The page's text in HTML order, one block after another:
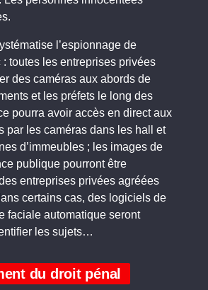
l’espionnage de
: toutes les entreprises privées
des caméras aux abords de
et les préfets le long des
pourra avoir accès en direct aux
par les caméras dans les hall et
d’immeubles ; les images de
publique pourront être
entreprises privées agréées
certains cas, des logiciels de
faciale automatique seront
les sujets…
du droit pénal